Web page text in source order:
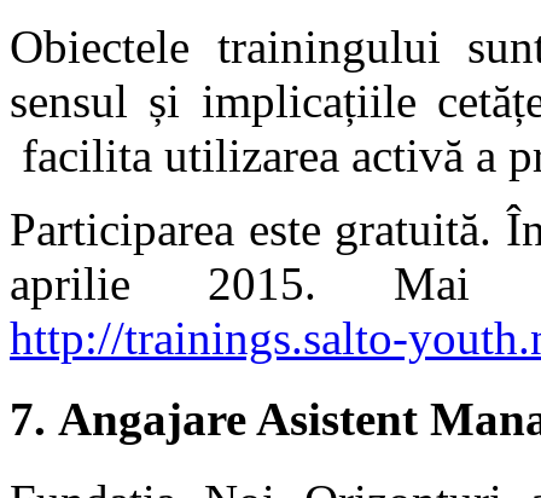
Obiectele trainingului
sensul și implicațiile
facilita utilizarea activă a
Participarea este gratuită.
aprilie 2015. Mai
http://trainings.salto-
7. Angajare Asistent